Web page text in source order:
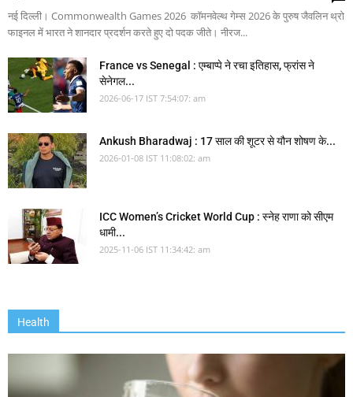
नई दिल्ली। Commonwealth Games 2026 कॉमनवेल्थ गेम्स 2026 के पुरुष जैवलिन थ्रो
फाइनल में भारत ने शानदार प्रदर्शन करते हुए दो पदक जीते। नीरज...
France vs Senegal : एम्बाप्पे ने रचा इतिहास, फ्रांस ने
सेनेगल...
2026-06-17 IST 7:54:07: am
Ankush Bharadwaj : 17 साल की शूटर से यौन शोषण के...
2026-01-08 IST 11:08:02: am
ICC Women’s Cricket World Cup : स्नेह राणा को सीएम
धामी...
2025-11-06 IST 11:34:42: am
Health